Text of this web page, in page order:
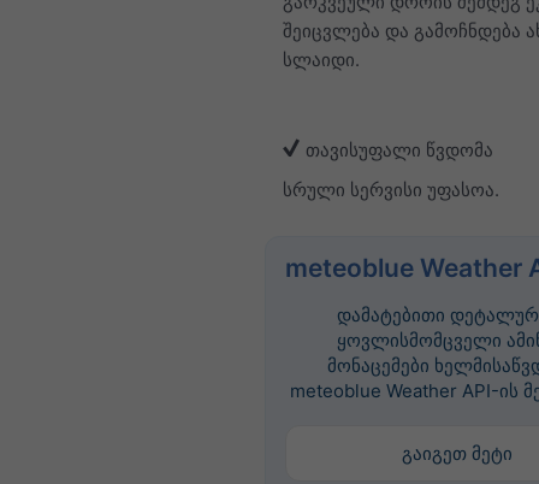
შეიცვლება და გამოჩნდება
სლაიდი.
თავისუფალი წვდომა
სრული სერვისი უფასოა.
meteoblue Weather
დამატებითი
ყოვლისმომცველი
მონაცემები
meteoblue Weather API-ის
გაიგეთ მეტი